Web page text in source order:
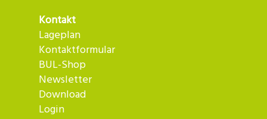
Kontakt
Lageplan
Kontaktformular
BUL-Shop
Newsletter
Download
Login